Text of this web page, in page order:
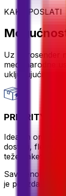
KAKO POSLATI
Uz Eurosender
međunarodne
uključujući
PRIORITY
Idealan omjer
dostavi,
teže pakete.
Savršeno za
je pouzdana